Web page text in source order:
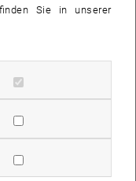
Bild
Sie in unserer
zulassen
Cookies zulassen
Cookies zulassen